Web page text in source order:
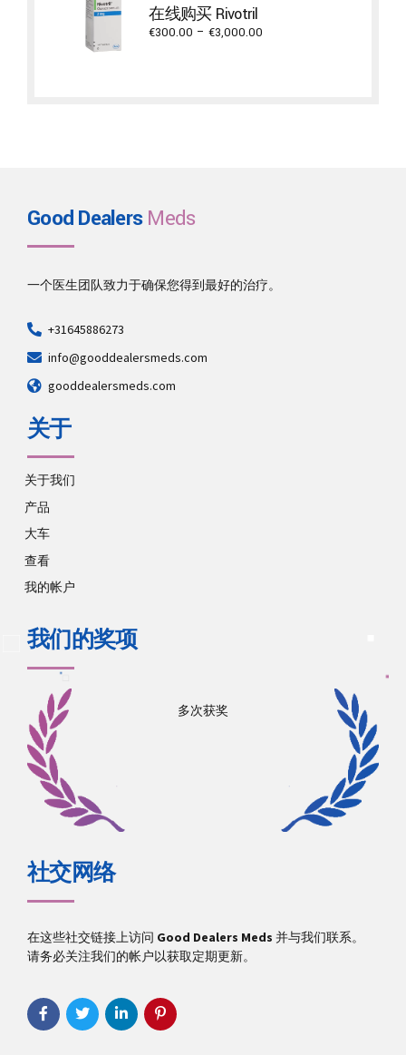
在线购买 Rivotril
€300.00 – €3,000.00
Good DealersMeds
一个医生团队致力于确保您得到最好的治疗。
+31645886273
info@gooddealersmeds.com
gooddealersmeds.com
关于
关于我们
产品
大车
查看
我的帐户
我们的奖项
多次获奖
社交网络
在这些社交链接上访问 Good Dealers Meds 并与我们联系。
请务必关注我们的帐户以获取定期更新。